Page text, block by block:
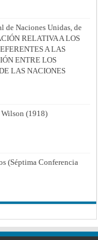
de Naciones Unidas, de
RELATIVA A LOS
A LAS
ENTRE LOS
LAS NACIONES
Wilson (1918)
(Séptima Conferencia